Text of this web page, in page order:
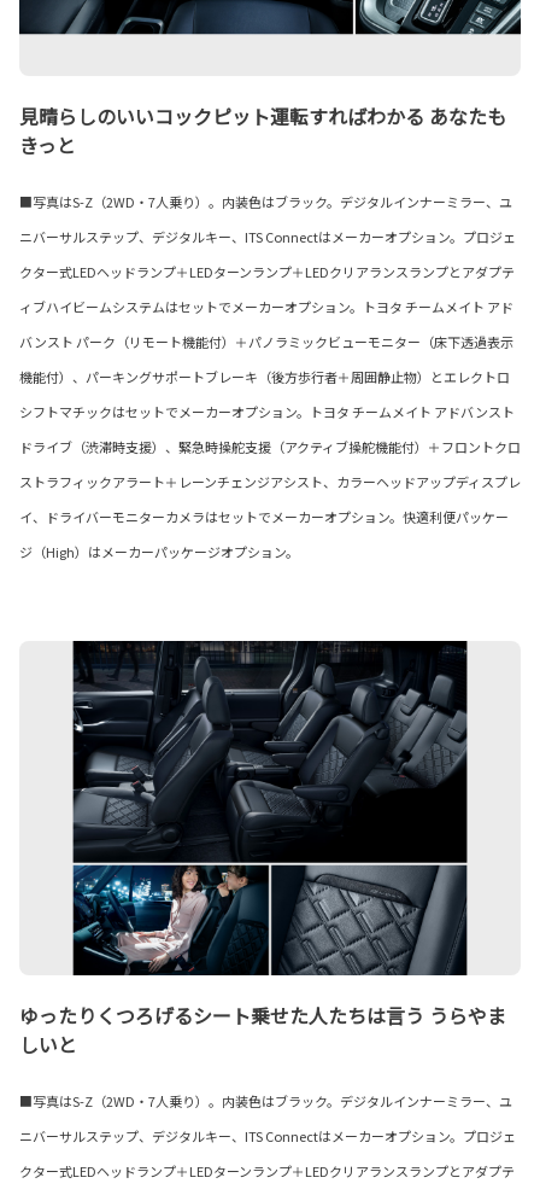
見晴らしのいいコックピット運転すればわかる あなたも
きっと
■写真はS-Z（2WD・7人乗り）。内装色はブラック。デジタルインナーミラー、ユ
ニバーサルステップ、デジタルキー、ITS Connectはメーカーオプション。プロジェ
クター式LEDヘッドランプ＋LEDターンランプ＋LEDクリアランスランプとアダプテ
ィブハイビームシステムはセットでメーカーオプション。トヨタ チームメイト アド
バンスト パーク（リモート機能付）＋パノラミックビューモニター（床下透過表示
機能付）、パーキングサポートブレーキ（後方歩行者＋周囲静止物）とエレクトロ
シフトマチックはセットでメーカーオプション。トヨタ チームメイト アドバンスト
ドライブ（渋滞時支援）、緊急時操舵支援（アクティブ操舵機能付）＋フロントクロ
ストラフィックアラート＋レーンチェンジアシスト、カラーヘッドアップディスプレ
イ、ドライバーモニターカメラはセットでメーカーオプション。快適利便パッケー
ジ（High）はメーカーパッケージオプション。
ゆったりくつろげるシート乗せた人たちは言う うらやま
しいと
■写真はS-Z（2WD・7人乗り）。内装色はブラック。デジタルインナーミラー、ユ
ニバーサルステップ、デジタルキー、ITS Connectはメーカーオプション。プロジェ
クター式LEDヘッドランプ＋LEDターンランプ＋LEDクリアランスランプとアダプテ